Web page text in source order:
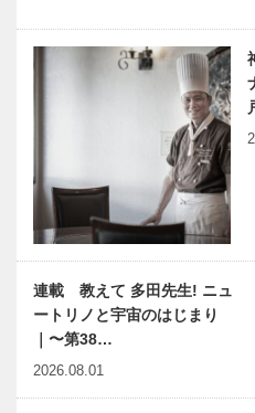
連載 教えて 多田先生! ニュ
ートリノと宇宙のはじまり
｜〜第38…
2026.08.01